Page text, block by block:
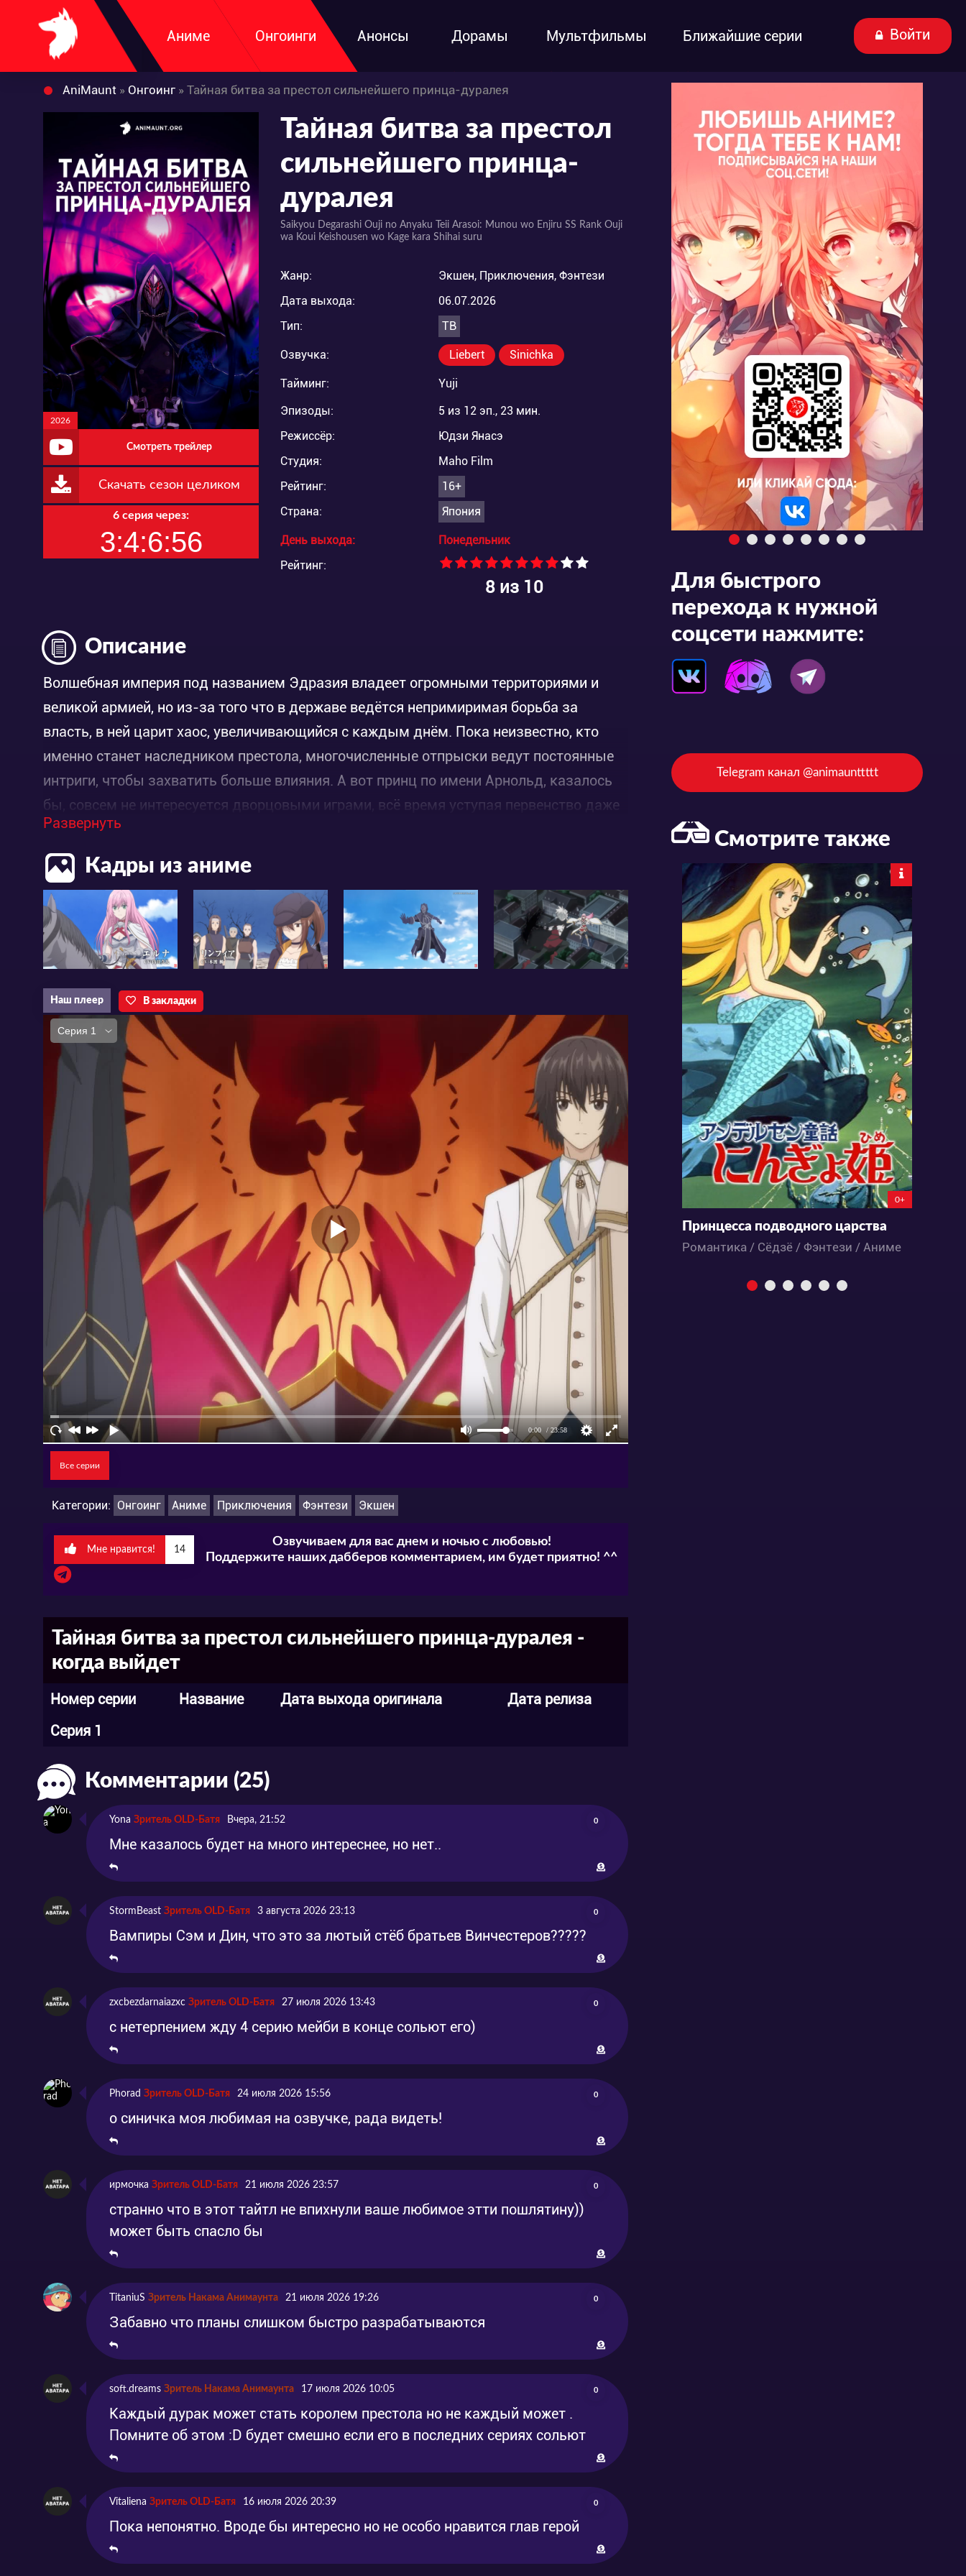
Аниме Онгоинги Анонсы Дорамы Мультфильмы Ближайшие серии Войти
AniMaunt » Онгоинг » Тайная битва за престол сильнейшего принца-дуралея
2026
Смотреть трейлер
Скачать сезон целиком
6 серия через:
3:4:6:55
Тайная битва за престол
сильнейшего принца-
дуралея
Saikyou Degarashi Ouji no Anyaku Teii Arasoi: Munou wo Enjiru SS Rank Ouji
wa Koui Keishousen wo Kage kara Shihai suru
Жанр:
Экшен, Приключения, Фэнтези
Дата выхода:
06.07.2026
Тип:
ТВ
Озвучка: Liebert Sinichka
Тайминг:
Yuji
Эпизоды:
5 из 12 эп., 23 мин.
Режиссёр:
Юдзи Янасэ
Студия:
Maho Film
Рейтинг:
16+
Страна:
Япония
День выхода:
Понедельник
Рейтинг:
8из 10
Описание
Волшебная империя под названием Эдразия владеет огромными территориями и
великой армией, но из-за того что в державе ведётся непримиримая борьба за
власть, в ней царит хаос, увеличивающийся с каждым днём. Пока неизвестно, кто
именно станет наследником престола, многочисленные отпрыски ведут постоянные
интриги, чтобы захватить больше влияния. А вот принц по имени Арнольд, казалось
бы, совсем не интересуется дворцовыми играми, всё время уступая первенство даже
младшему братишке. Кажется, что Арнольд всё время бездельничает, но это далеко
не так. Принц плетёт такую интригу, о которой можно только догадываться…
Развернуть
Кадры из аниме
Наш плеер В закладки
Все серии
Категории: Онгоинг Аниме Приключения Фэнтези Экшен
Мне нравится! 14
Озвучиваем для вас днем и ночью с любовью!
Поддержите наших дабберов комментарием, им будет приятно! ^^
Тайная битва за престол сильнейшего принца-дуралея -
когда выйдет
Номер серии Название Дата выхода оригинала
Дата релиза
Серия 1
Комментарии (25)
Yona Зритель OLD-Батя Вчера, 21:52 0
Мне казалось будет на много интереснее, но нет..
StormBeast Зритель OLD-Батя 3 августа 2026 23:13 0
Вампиры Сэм и Дин, что это за лютый стёб братьев Винчестеров?????
zxcbezdarnaiazxc Зритель OLD-Батя 27 июля 2026 13:43 0
с нетерпением жду 4 серию мейби в конце сольют его)
Phorad Зритель OLD-Батя 24 июля 2026 15:56 0
о синичка моя любимая на озвучке, рада видеть!
ирмочка Зритель OLD-Батя 21 июля 2026 23:57 0
странно что в этот тайтл не впихнули ваше любимое этти пошлятину))
может быть спасло бы
TitaniuS Зритель Накама Анимаунта 21 июля 2026 19:26 0
Забавно что планы слишком быстро разрабатываются
soft.dreams Зритель Накама Анимаунта 17 июля 2026 10:05 0
Каждый дурак может стать королем престола но не каждый может .
Помните об этом :D будет смешно если его в последних сериях сольют
Vitaliena Зритель OLD-Батя 16 июля 2026 20:39 0
Пока непонятно. Вроде бы интересно но не особо нравится глав герой
Для быстрого
перехода к нужной
соцсети нажмите:
Telegram канал @animaunttttt
Смотрите также
0+
Принцесса подводного царства
Романтика / Сёдзё / Фэнтези / Аниме